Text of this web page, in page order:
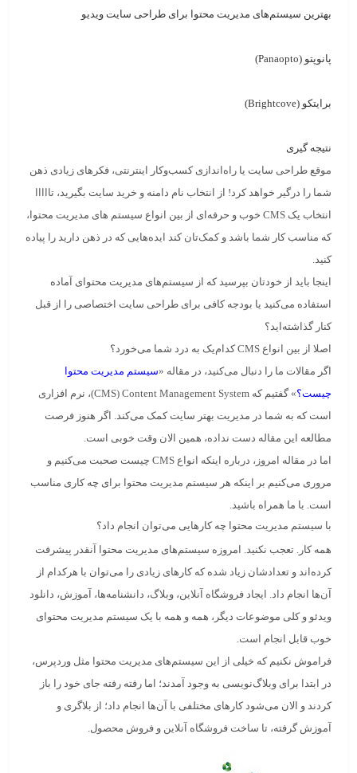
بهترین سیستم‌های مدیریت محتوا برای طراحی سایت ویدیو
پانوپتو (Panaopto)
برایتکو (Brightcove)
نتیجه گیری
موقع طراحی سایت یا راه‌اندازی کسب‌وکار اینترنتی، فکرهای زیادی ذهن
شما را درگیر خواهد کرد! از انتخاب نام دامنه و خرید سایت بگیرید، تااااا
انتخاب یک CMS خوب و حرفه‌ای از بین انواع سیستم های مدیریت محتوا،
که مناسب کار شما باشد و کمک‌تان کند ایده‌هایی که در ذهن دارید را پیاده
کنید.
اینجا باید از خودتان بپرسید که از سیستم‌های مدیریت محتوای آماده
استفاده می‌کنید یا بودجه کافی برای طراحی سایت اختصاصی را از قبل
کنار گذاشته‌اید؟
اصلا از بین انواع CMS کدام‌یک به درد شما می‌خورد؟
اگر مقالات ما را دنبال می‌کنید، در مقاله «سیستم مدیریت محتوا
چیست؟» گفتیم که CMS) Content Management System)، نرم افزاری
است که به شما در مدیریت بهتر سایت کمک می‌کند. اگر هنوز فرصت
مطالعه این مقاله دست نداده، همین الان وقت خوبی است.
اما در مقاله امروز، درباره اینکه انواع CMS چیست
صحبت می‌کنیم و
مروری می‌کنیم بر اینکه هر سیستم مدیریت محتوا برای چه کاری مناسب
است. با ما همراه باشید.
با سیستم مدیریت محتوا چه کارهایی می‌توان انجام داد؟
همه کار. تعجب نکنید. امروزه سیستم‌های مدیریت محتوا آنقدر پیشرفت
کرده‌اند و تعدادشان زیاد شده که کارهای زیادی را می‌توان با هرکدام از
آن‌ها انجام داد. ایجاد فروشگاه آنلاین، وبلاگ، دانشنامه‌ها، آموزش، دانلود
ویدئو و کلی موضوعات دیگر، همه و همه با یک سیستم مدیریت محتوای
خوب قابل انجام است.
فراموش نکنیم که خیلی از این سیستم‌های مدیریت محتوا مثل وردپرس،
در ابتدا برای وبلاگ‌نویسی به وجود آمدند؛ اما رفته رفته جای خود را باز
کردند و الان می‌شود کارهای مختلفی با آن‌ها انجام داد؛ از بلاگری و
آموزش گرفته، تا ساخت فروشگاه آنلاین و فروش محصول.